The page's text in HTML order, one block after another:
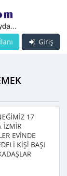
Giriş
17
İZMİR
EVİNDE
KİŞİ BAŞI